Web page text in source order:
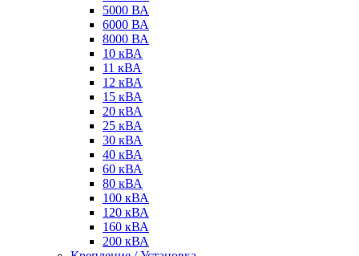
5000 ВА
6000 ВА
8000 ВА
10 кВА
11 кВА
12 кВА
15 кВА
20 кВА
25 кВА
30 кВА
40 кВА
60 кВА
80 кВА
100 кВА
120 кВА
160 кВА
200 кВА